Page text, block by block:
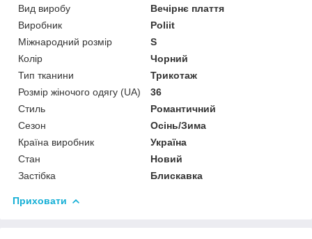
Вид виробу
Вечірнє плаття
Виробник
Poliit
Міжнародний розмір
S
Колір
Чорний
Тип тканини
Трикотаж
Розмір жіночого одягу (UA)
36
Стиль
Романтичний
Сезон
Осінь/Зима
Країна виробник
Україна
Стан
Новий
Застібка
Блискавка
Приховати